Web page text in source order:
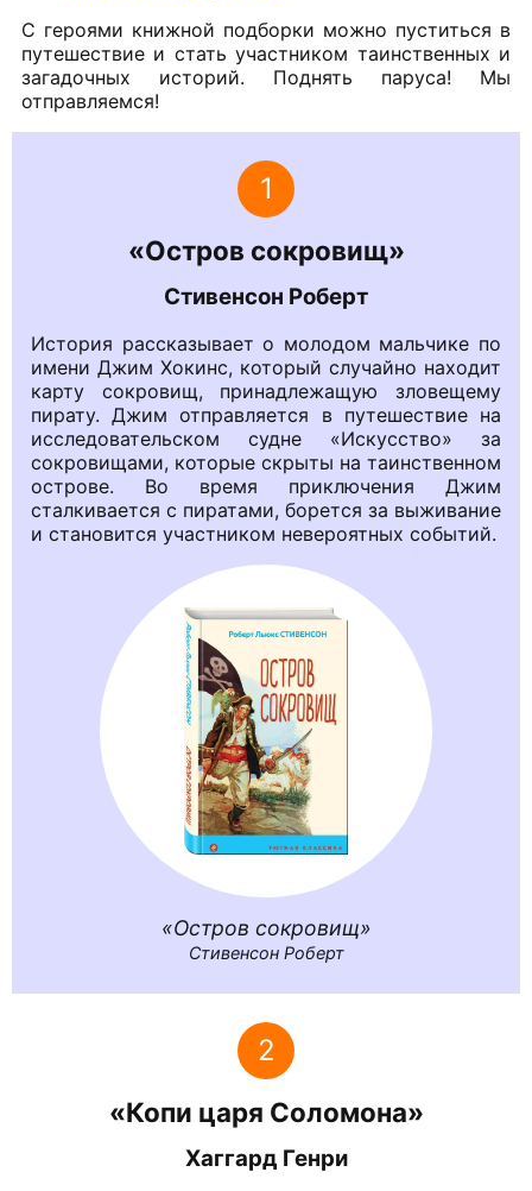
С героями книжной подборки можно пуститься в
путешествие и стать участником таинственных и
загадочных историй. Поднять паруса! Мы
отправляемся!
1
«Остров сокровищ»
Стивенсон Роберт
История рассказывает о молодом мальчике по
имени Джим Хокинс, который случайно находит
карту сокровищ, принадлежащую зловещему
пирату. Джим отправляется в путешествие на
исследовательском судне «Искусство» за
сокровищами, которые скрыты на таинственном
острове. Во время приключения Джим
сталкивается с пиратами, борется за выживание
и становится участником невероятных событий.
Остров сокровищ
Стивенсон Роберт
2
«Копи царя Соломона»‎
Хаггард Генри